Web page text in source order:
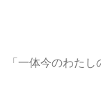
「一体今のわた